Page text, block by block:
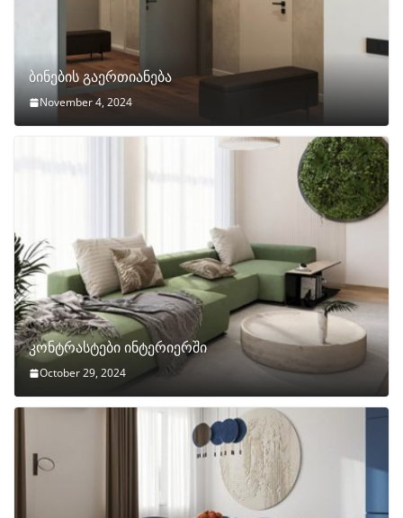
ბინების გაერთიანება
November 4, 2024
კონტრასტები ინტერიერში
October 29, 2024